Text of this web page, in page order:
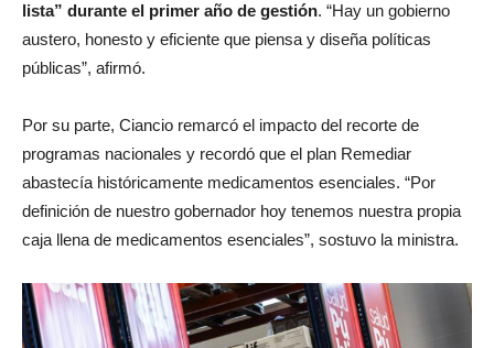
lista” durante el primer año de gestión. “Hay un gobierno
austero, honesto y eficiente que piensa y diseña políticas
públicas”, afirmó.
Por su parte, Ciancio remarcó el impacto del recorte de
programas nacionales y recordó que el plan Remediar
abastecía históricamente medicamentos esenciales. “Por
definición de nuestro gobernador hoy tenemos nuestra propia
caja llena de medicamentos esenciales”, sostuvo la ministra.